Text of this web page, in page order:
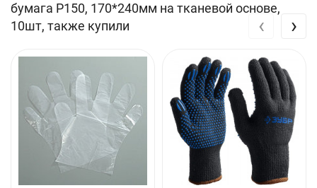
бумага Р150, 170*240мм на тканевой основе,
10шт, также купили
‹ ›